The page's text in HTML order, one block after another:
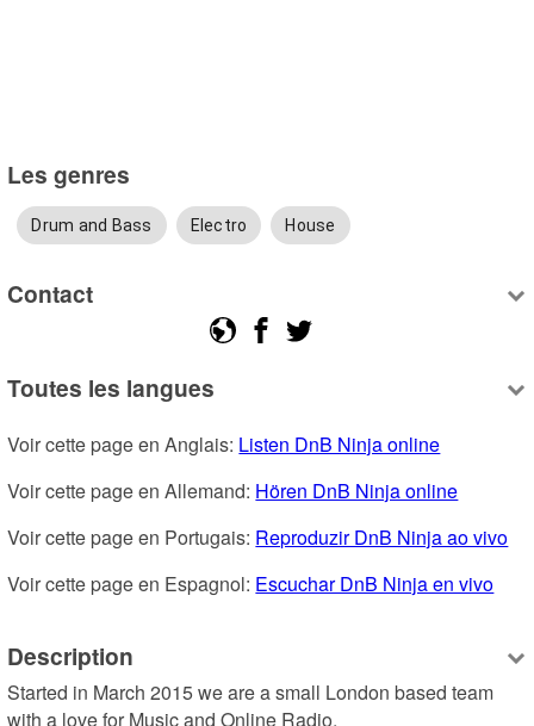
Les genres
Drum and Bass Electro House
Contact
Toutes les langues
Voir cette page en Anglais: Listen DnB Ninja online
Voir cette page en Allemand: Hören DnB Ninja online
Voir cette page en Portugais: Reproduzir DnB Ninja ao vivo
Voir cette page en Espagnol: Escuchar DnB Ninja en vivo
Description
Started in March 2015 we are a small London based team
with a love for Music and Online Radio.